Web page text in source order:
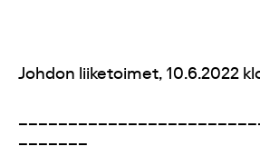
Johdon liiketoimet, 10.6.2022